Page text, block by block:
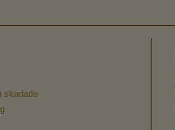
och mål
skadade